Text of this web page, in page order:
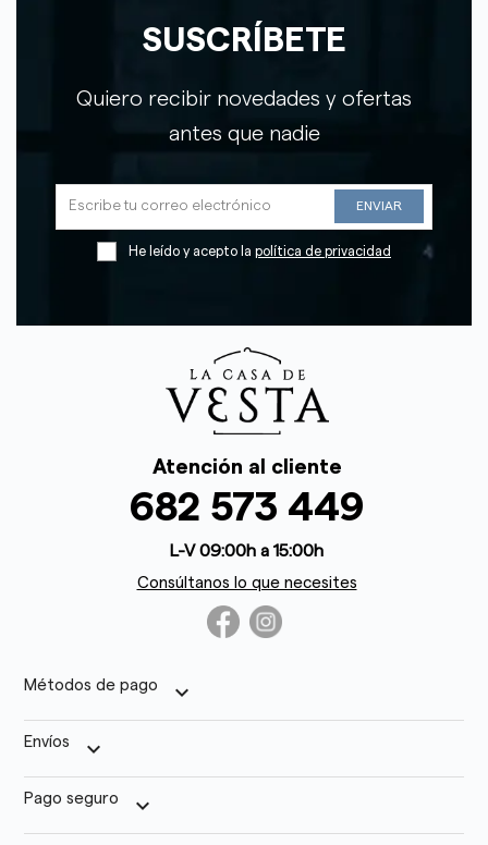
SUSCRÍBETE
Quiero recibir novedades y ofertas
antes que nadie
He leído y acepto la política de privacidad
Atención al cliente
682 573 449
L-V 09:00h a 15:00h
Consúltanos lo que necesites
Métodos de pago keyboard_arrow_down
Envíos keyboard_arrow_down
Pago seguro keyboard_arrow_down